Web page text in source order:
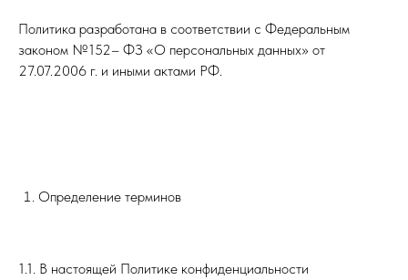
Политика разработана в соответствии с Федеральным
законом №152– ФЗ «О персональных данных» от
27.07.2006 г. и иными актами РФ.
Определение терминов
1.1. В настоящей Политике конфиденциальности